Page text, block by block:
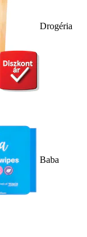
Drogéria
Baba